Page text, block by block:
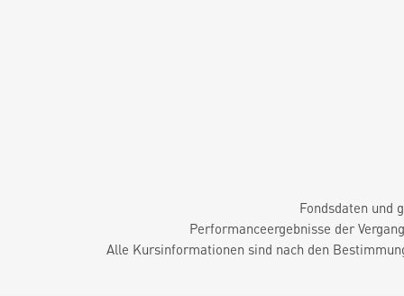
Fondsdaten und
Performanceergebnisse der
Alle Kursinformationen sind nach den